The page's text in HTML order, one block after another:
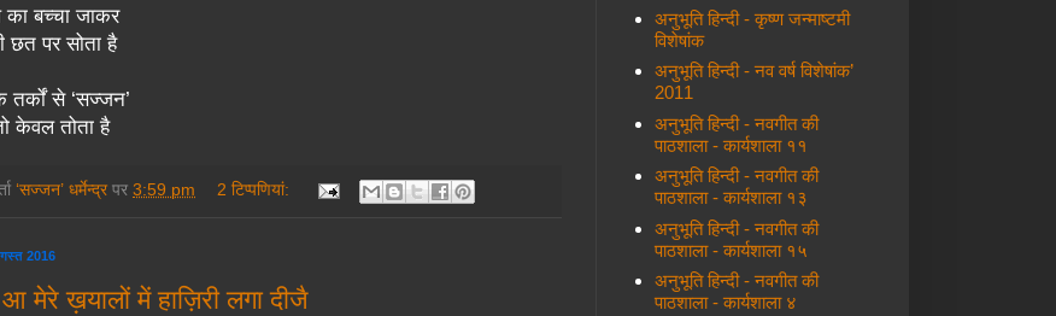
का बच्चा जाकर
छत पर सोता है
तर्कों से ‘सज्जन’
केवल तोता है
‘सज्जन’ धर्मेन्द्र पर 3:59 pm 2 टिप्‍पणियां:
2016
मेरे ख़यालों में हाज़िरी लगा दीजै
अनुभूति हिन्दी - कृष्ण जन्माष्टमी
विशेषांक
अनुभूति हिन्दी - नव वर्ष विशेषांक’
2011
अनुभूति हिन्दी - नवगीत की
पाठशाला - कार्यशाला ११
अनुभूति हिन्दी - नवगीत की
पाठशाला - कार्यशाला १३
अनुभूति हिन्दी - नवगीत की
पाठशाला - कार्यशाला १५
अनुभूति हिन्दी - नवगीत की
पाठशाला - कार्यशाला ४